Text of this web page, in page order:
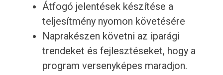
Átfogó jelentések készítése a
teljesítmény nyomon követésére
Naprakészen követni az iparági
trendeket és fejlesztéseket, hogy a
program versenyképes maradjon.